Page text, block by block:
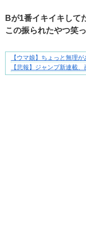
Bが1番イキイキして
この振られたやつ笑
ずっと好き。俺はストー
【ウマ娘】ちょっと無理
【悲報】ジャンプ新連載